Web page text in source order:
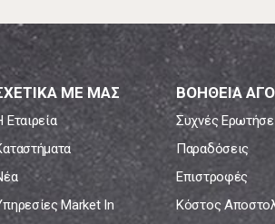
ΜΕ ΜΑΣ
Εταιρεία
Market In
ΒΟΗΘΕΙΑ
Συχνές
Παραδόσεις
Επιστροφές
Κόστος